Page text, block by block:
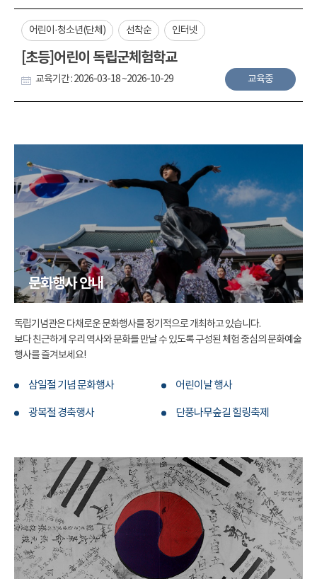
어린이·청소년(단체) 선착순 인터넷
[초등]어린이 독립군체험학교
교육기간 : 2026-03-18 ~2026-10-29 교육중
문화행사 안내
독립기념관은 다채로운 문화행사를 정기적으로 개최하고 있습니다.
보다 친근하게 우리 역사와 문화를 만날 수 있도록 구성된 체험 중심의 문화예술
행사를 즐겨보세요!
삼일절 기념 문화행사 어린이날 행사
광복절 경축행사 단풍나무숲길 힐링축제